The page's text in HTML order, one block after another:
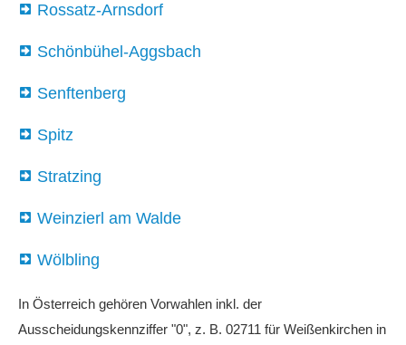
Rossatz-Arnsdorf
Schönbühel-Aggsbach
Senftenberg
Spitz
Stratzing
Weinzierl am Walde
Wölbling
In Österreich gehören Vorwahlen inkl. der
Ausscheidungskennziffer "0", z. B. 02711 für Weißenkirchen in